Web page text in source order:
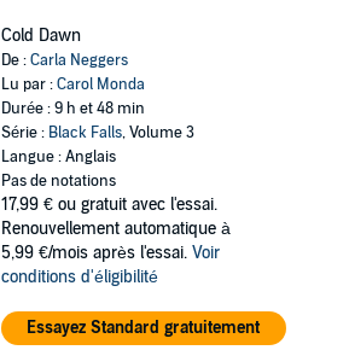
Cold Dawn
De :Carla Neggers
Lu par :Carol Monda
Durée : 9 h et 48 min
Série : Black Falls, Volume 3
Langue : Anglais
Pas de notations
17,99 € ou gratuit avec l'essai.
Renouvellement automatique à
5,99 €/mois après l'essai. Voir
conditions d'éligibilité
Essayez Standard gratuitement